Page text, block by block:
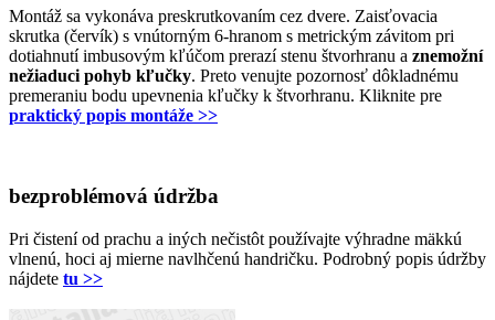
Montáž sa vykonáva preskrutkovaním cez dvere. Zaisťovacia
skrutka (červík) s vnútorným 6-hranom s metrickým závitom pri
dotiahnutí imbusovým kľúčom prerazí stenu štvorhranu a znemožní
nežiaduci pohyb kľučky. Preto venujte pozornosť dôkladnému
premeraniu bodu upevnenia kľučky k štvorhranu. Kliknite pre
praktický popis montáže >>
bezproblémová údržba
Pri čistení od prachu a iných nečistôt používajte výhradne mäkkú
vlnenú, hoci aj mierne navlhčenú handričku. Podrobný popis údržby
nájdete tu >>